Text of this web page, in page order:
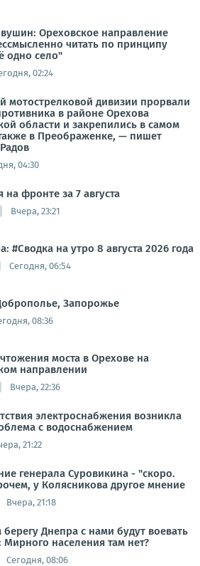
Ореховское направление
читать по принципу
одно село"
02:24
мотострелковой дивизии прорвали
в районе Орехова
области и закрепились в самом
в Преображенке, — пишет
04:30
на фронте за 7 августа
Вчера, 23:21
#Сводка на утро 8 августа 2026 года
Сегодня, 06:54
Запорожье
08:36
моста в Орехове на
направлении
Вчера, 22:36
электроснабжения возникла
с водоснабжением
21:22
генерала Суровикина - "скоро.
у Колясникова другое мнение
Вчера, 21:18
Днепра с нами будут воевать
Мирного населения там нет?
Сегодня, 08:06